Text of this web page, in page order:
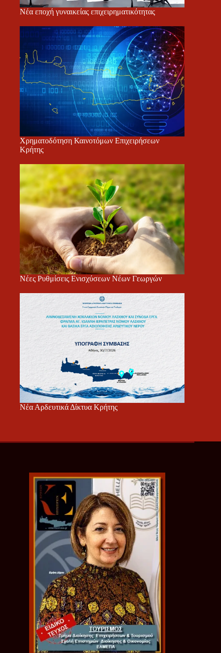
Νέα εποχή γυναικείας επιχειρηματικότητας
Χρηματοδότηση Καινοτόμων Επιχειρήσεων
Κρήτης
Νέες Ρυθμίσεις Ενισχύσεων Νέων Γεωργών
Νέα Αρδευτικά Δίκτυα Κρήτης